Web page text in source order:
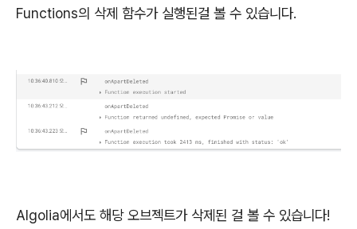
Functions의 삭제 함수가 실행된걸 볼 수 있습니다.
Algolia에서도 해당 오브젝트가 삭제된 걸 볼 수 있습니다!